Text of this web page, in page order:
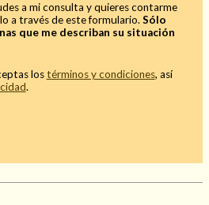
a mi consulta y quieres contarme
a través de este formulario.Sólo
que me describan su situación
lostérminos y condiciones, así
.